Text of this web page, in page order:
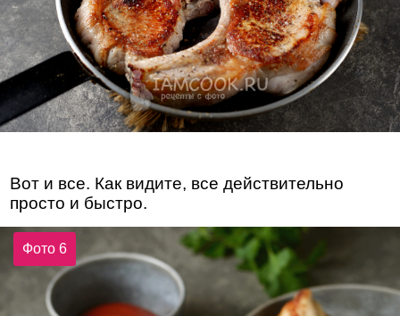
Вот и все. Как видите, все действительно
просто и быстро.
Фото 6